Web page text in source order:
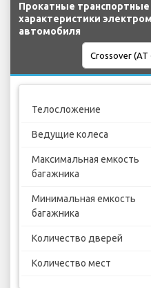
Прокатные транспортные
характеристики
автомобиля
Телосложение
Ведущие колеса
Максимальная емкость
багажника
Минимальная емкость
багажника
Количество дверей
Количество мест